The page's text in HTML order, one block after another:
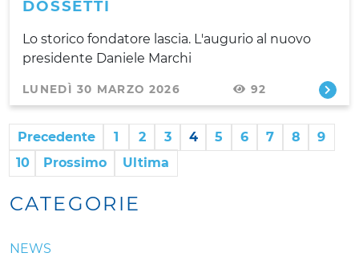
DOSSETTI
Lo storico fondatore lascia. L'augurio al nuovo
presidente Daniele Marchi
LUNEDÌ 30 MARZO 2026 92
Precedente 1 2 3 4 5 6 7 8
9
10
Prossimo Ultima
CATEGORIE
NEWS